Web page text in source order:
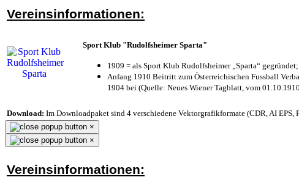
Vereinsinformationen:
Sport Klub "Rudolfsheimer Sparta"
1909 = als Sport Klub Rudolfsheimer „Sparta“ gegründet;
Anfang 1910 Beitritt zum Österreichischen Fussball
1904 bei (Quelle: Neues Wiener Tagblatt, vom
Download: Im Downloadpaket sind 4 verschiedene Vektorgrafikformate (CDR, AI EPS,
×
×
Vereinsinformationen: